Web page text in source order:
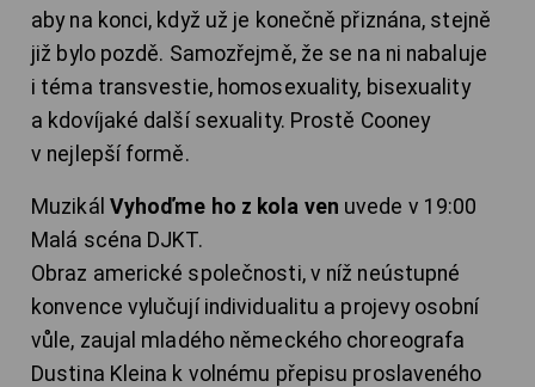
aby na konci, když už je konečně přiznána, stejně
již bylo pozdě. Samozřejmě, že se na ni nabaluje
i téma transvestie, homosexuality, bisexuality
a kdovíjaké další sexuality. Prostě Cooney
v nejlepší formě.
Muzikál Vyhoďme ho z kola ven uvede v 19:00
Malá scéna DJKT.
Obraz americké společnosti, v níž neústupné
konvence vylučují individualitu a projevy osobní
vůle, zaujal mladého německého choreografa
Dustina Kleina k volnému přepisu proslaveného